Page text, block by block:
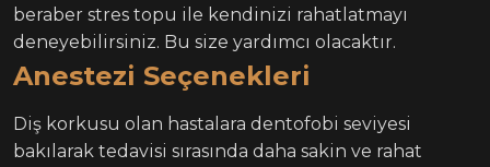
beraber stres topu ile kendinizi rahatlatmayı
deneyebilirsiniz. Bu size yardımcı olacaktır.
Anestezi Seçenekleri
Diş korkusu olan hastalara dentofobi seviyesi
bakılarak tedavisi sırasında daha sakin ve rahat